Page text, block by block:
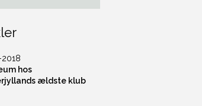
hos
ældste klub